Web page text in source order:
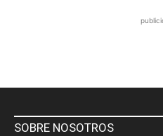
SOBRE NOSOTROS